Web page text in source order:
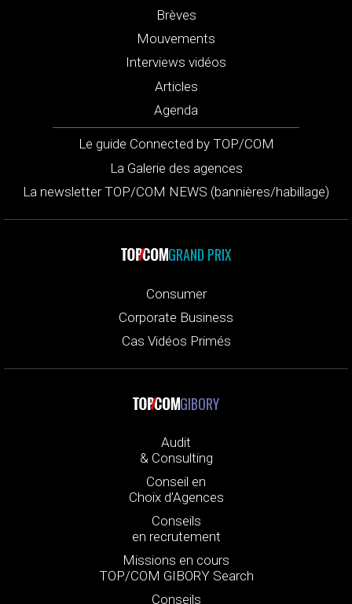
Brèves
Mouvements
Interviews vidéos
Articles
Agenda
Le guide Connected by TOP/COM
La Galerie des agences
La newsletter TOP/COM NEWS (bannières/habillage)
GRAND PRIX
Consumer
Corporate Business
Cas Vidéos Primés
GIBORY
Audit
& Consulting
Conseil en
Choix d’Agences
Conseils
en recrutement
Missions en cours
TOP/COM GIBORY Search
Conseils